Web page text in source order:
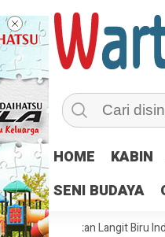
HOME KABIN
SENI BUDAYA
Gerakan Langit Biru Indonesia